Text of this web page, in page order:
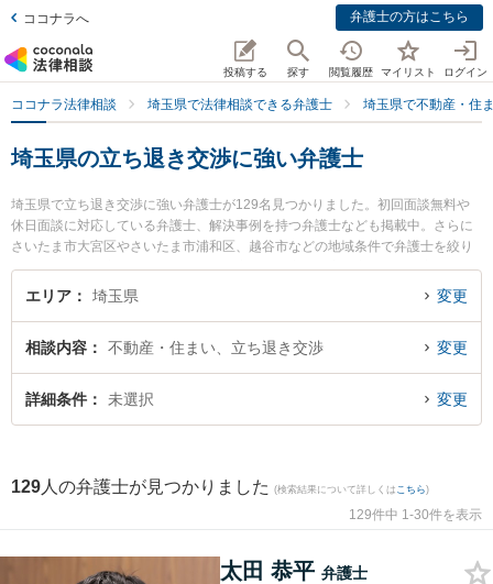
ココナラへ 弁護士の方はこちら
投稿する 探す 閲覧履歴 マイリスト ログイン
ココナラ法律相談 埼玉県で法律相談できる弁護士 埼玉県で不動産・住
埼玉県の立ち退き交渉に強い弁護士
埼玉県で立ち退き交渉に強い弁護士が129名見つかりました。初回面談無料や
休日面談に対応している弁護士、解決事例を持つ弁護士なども掲載中。さらに
さいたま市大宮区やさいたま市浦和区、越谷市などの地域条件で弁護士を絞り
込めます。不動産・住まいに関係する立ち退き交渉や家賃交渉、不動産契約解
除等の細かな分野での絞り込み検索もでき便利です。特に弁護士法人アネロ
強みなどが注目されています。『埼玉県で土日や夜間に発生した立ち退き交渉
のトラブルを今すぐに弁護士に相談したい』『立ち退き交渉のトラブル解決の
実績豊富な近くの弁護士を検索したい』『初回相談無料で立ち退き交渉を法律
エリア 埼玉県 変更
相談内容 不動産・住まい、立ち退き交渉 変更
詳細条件 未選択 変更
129 人の弁護士が見つかりました (検索結果について詳しくは こちら)
129件中 1-30件を表示
太田 恭平 弁護士